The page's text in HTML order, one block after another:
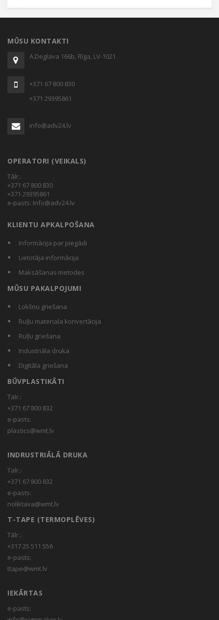
MŪSU KONTAKTI
A.Deglava 166b, Rīga, LV-1021
+371 67 800 830
+371 29395861
info@adv24.lv
OPERATORI (VEIKALS)
Tālr.:
+371 67 800 830
+371 29395861
e-pasts: Info@adv24.lv
KLIENTU APKALPOŠANA
Informācija par piegādi
Lietotāja informācija
Maksāšanas metodes
MŪSU PAKALPOJUMI
Lokšņu griešana
Ruļļu materiala konvertācija
Ruļļu griešana
Industriāla druka
Digitāla griešana
BŪVPLASTIKĀTI
Talr.:
+371 67 800 832
e-pasts:
plastics@wmt.lv
INDRUSTRIĀLĀ DRUKA
Talr.:
+371 67 800 832
e-pasts:
noliktava@wmt.lv
T-TAPE (TERMOPLĒVES)
Tālr.:
+317 25 511 556
e-pasts:
ttape@wmt.lv
IEKĀRTAS
e-pasts: